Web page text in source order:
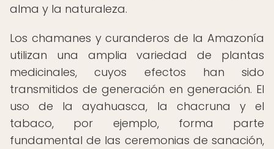
alma y la naturaleza.
Los chamanes y curanderos de la Amazonía
utilizan una amplia variedad de plantas
medicinales, cuyos efectos han sido
transmitidos de generación en generación. El
uso de la ayahuasca, la chacruna y el
tabaco, por ejemplo, forma parte
fundamental de las ceremonias de sanación,